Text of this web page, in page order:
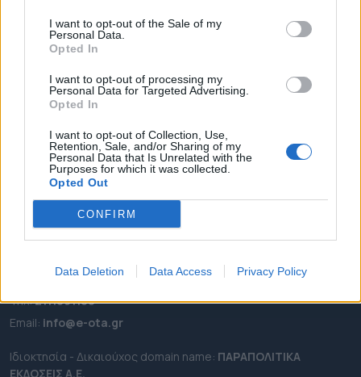
I want to opt-out of the Sale of my
Personal Data.
Opted In
I want to opt-out of processing my
Personal Data for Targeted Advertising.
Opted In
I want to opt-out of Collection, Use,
Retention, Sale, and/or Sharing of my
Personal Data that Is Unrelated with the
Purposes for which it was collected.
Opted Out
CONFIRM
Data Deletion Data Access Privacy Policy
ΡΟΗ ΕΙΔΗΣΕΩΝ
ΕΠΙΚΑΙΡΟΤΗΤΑ
ΠΕΡΙΦΕΡΕΙΕΣ
ΣΥΝΕΝΤΕΥΞΕΙΣ
ΑΠΟΨΕΙΣ
ΠΡΟΣΛΗΨΕΙΣ
e-ota.gr | Ταυτότητα
Λεωφόρος Ανδρέα Συγγρού 188, 17671,
Καλλιθέα Αττικής
Τηλ:2111091100
Εmail: info@e-ota.gr
Ιδιοκτησία - Δικαιούχος domain name: ΠΑΡΑΠΟΛΙΤΙΚΑ
ΕΚΔΟΣΕΙΣ A.E.